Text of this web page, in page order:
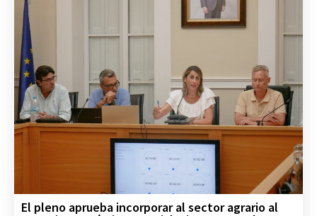
El pleno aprueba incorporar al sector agrario al